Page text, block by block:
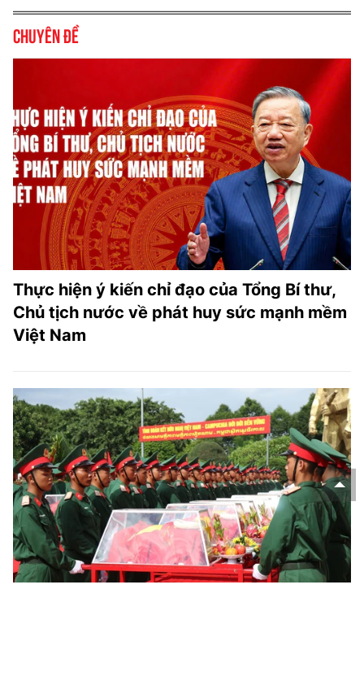
Chuyên đề
Thực hiện ý kiến chỉ đạo của Tổng Bí thư,
Chủ tịch nước về phát huy sức mạnh mềm
Việt Nam